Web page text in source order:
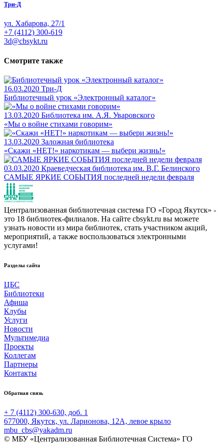
Три-Д
ул. Хабарова, 27/1
+7 (4112) 300-619
3d@cbsykt.ru
Смотрите также
16.03.2020 Три-Д
Библиотечный урок «Электронный каталог»
13.03.2020 Библиотека им. А.Я. Уваровского
«Мы о войне стихами говорим»
13.03.2020 Заложная библиотека
«Скажи «НЕТ!» наркотикам — выбери жизнь!»
03.03.2020 Краеведческая библиотека им. В.Г. Белинского
САМЫЕ ЯРКИЕ СОБЫТИЯ последней недели февраля
Централизованная библиотечная система ГО «Город Якутск» -
это 18 библиотек-филиалов. На сайте cbsykt.ru вы можете
узнать новости из мира библиотек, стать участником акций,
мероприятий, а также воспользоваться электронными
услугами!
Разделы сайта
ЦБС
Библиотеки
Афиша
Клубы
Услуги
Новости
Мультимедиа
Проекты
Коллегам
Партнеры
Контакты
Обратная связь
+ 7 (4112) 300-630, доб. 1
677000, Якутск, ул. Ларионова, 12А, левое крыло
mbu_cbs@yakadm.ru
© МБУ «Централизованная Библиотечная Система» ГО